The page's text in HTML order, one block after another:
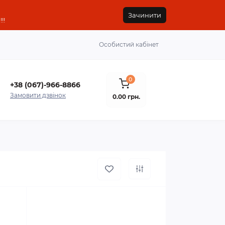
Зачинити
Особистий кабінет
+38 (067)-966-8866
Замовити дзвінок
0
0.00 грн.